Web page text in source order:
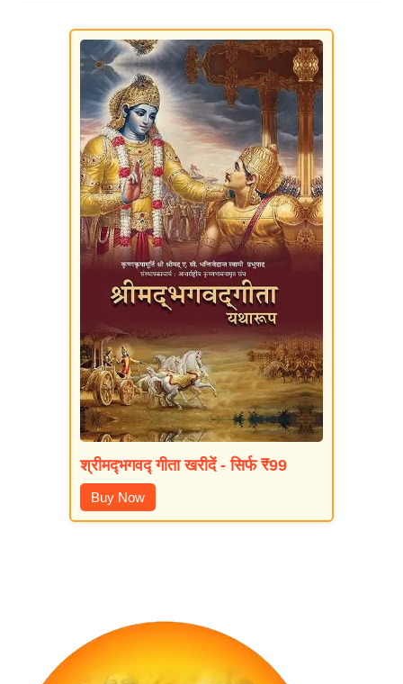
श्रीमद्‍भगवद्‍ गीता खरीदें - सिर्फ ₹99
Buy Now